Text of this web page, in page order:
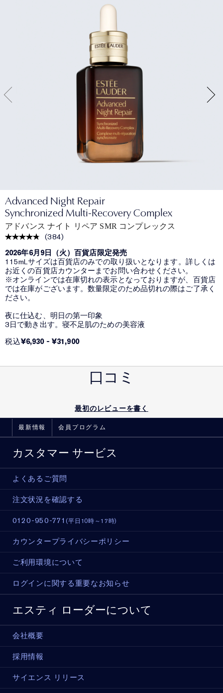
Advanced Night Repair
Synchronized Multi-Recovery Complex
アドバンス ナイト リペア SMR コンプレックス
(384)
2026年6月9日（火）百貨店限定発売
115mLサイズは百貨店のみでの取り扱いとなります。詳しくは
お近くの百貨店カウンターまでお問い合わせください。
※オンラインでは在庫切れの表示となっておりますが、百貨店
では在庫がございます。数量限定のため品切れの際はご了承く
ださい。
夜に仕込む、明日の第一印象
3日で動き出す。寝不足肌のための美容液
税込¥6,930- ¥31,900
口コミ
最初のレビューを書く
最新情報 会員プログラム
カスタマー サービス
よくあるご質問
注文状況を確認する
0120-950-771 (平日10時～17時)
カウンタープライバシーポリシー
ご利用環境について
ログインに関する重要なお知らせ
エスティ ローダーについて
会社概要
採用情報
サイエンス リリース